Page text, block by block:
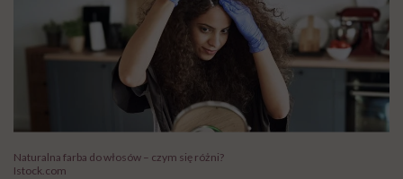
Naturalna farba do włosów – czym się różni?
Istock.com